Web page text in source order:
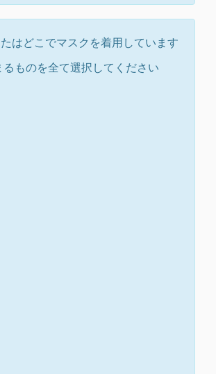
はどこでマスクを着用しています
ものを全て選択してください